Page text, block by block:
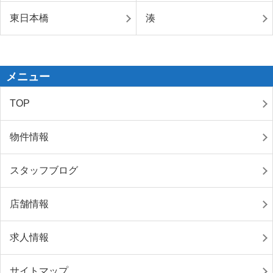
東日本橋 湊
メニュー
TOP
物件情報
スタッフブログ
店舗情報
求人情報
サイトマップ